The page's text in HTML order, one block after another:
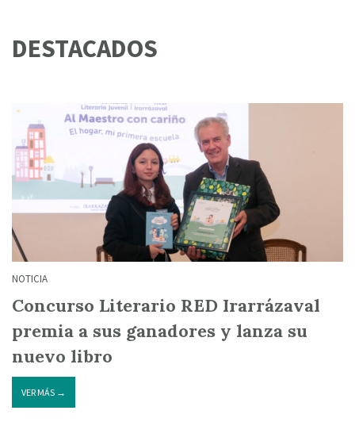
DESTACADOS
NOTICIA
Concurso Literario RED Irarrázaval
premia a sus ganadores y lanza su
nuevo libro
VER MÁS →